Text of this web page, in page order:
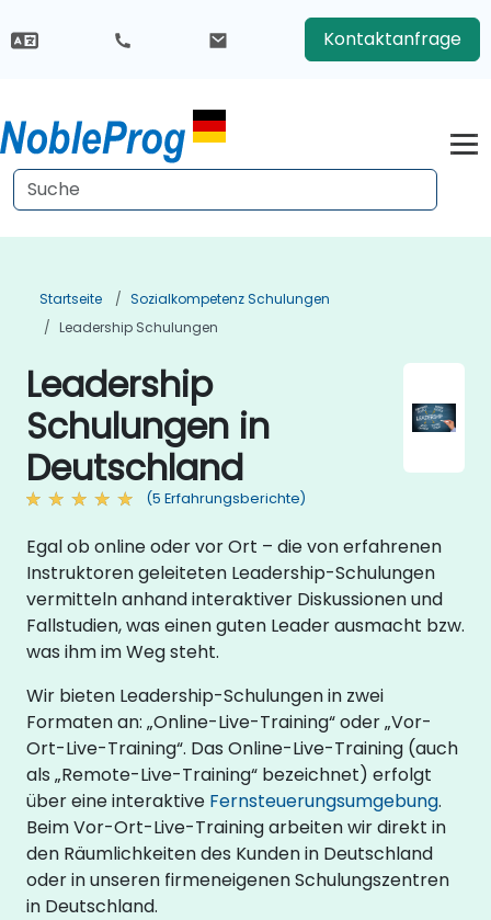
Kontaktanfrage
Startseite
Sozialkompetenz Schulungen
Leadership Schulungen
Leadership
Schulungen in
Deutschland
(5 Erfahrungsberichte)
Egal ob online oder vor Ort – die von erfahrenen
Instruktoren geleiteten Leadership-Schulungen
vermitteln anhand interaktiver Diskussionen und
Fallstudien, was einen guten Leader ausmacht bzw.
was ihm im Weg steht.
Wir bieten Leadership-Schulungen in zwei
Formaten an: „Online-Live-Training“ oder „Vor-
Ort-Live-Training“. Das Online-Live-Training (auch
als „Remote-Live-Training“ bezeichnet) erfolgt
über eine interaktive Fernsteuerungsumgebung.
Beim Vor-Ort-Live-Training arbeiten wir direkt in
den Räumlichkeiten des Kunden in Deutschland
oder in unseren firmeneigenen Schulungszentren
in Deutschland.